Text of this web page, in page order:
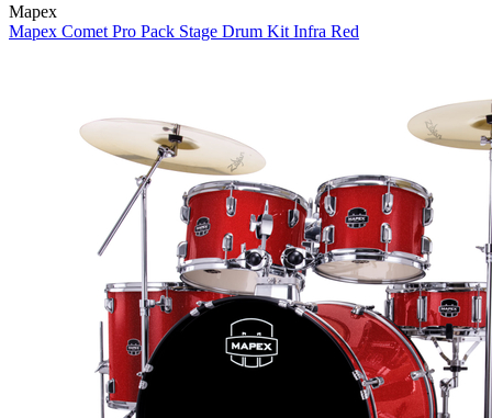
Mapex
Mapex Comet Pro Pack Stage Drum Kit Infra Red